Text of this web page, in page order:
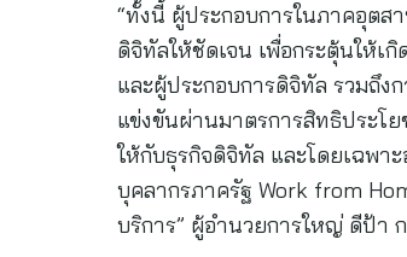
“ทั้งนี้ ผู้ประกอบการในภาคอุตส
ดิจิทัลให้ชัดเจน เพื่อกระตุ้นให้เ
และผู้ประกอบการดิจิทัล รวมถึง
แข่งขันผ่านมาตรการสิทธิประโ
ให้กับธุรกิจดิจิทัล และโดยเฉพา
บุคลากรภาครัฐ Work from
บริการ” ผู้อำนวยการใหญ่ ดีป้า